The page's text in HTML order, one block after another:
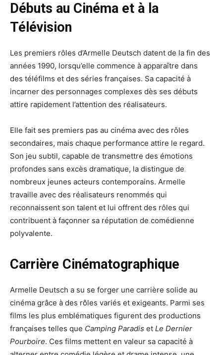
Débuts au Cinéma et à la
Télévision
Les premiers rôles d’Armelle Deutsch datent de la fin des
années 1990, lorsqu’elle commence à apparaître dans
des téléfilms et des séries françaises. Sa capacité à
incarner des personnages complexes dès ses débuts
attire rapidement l’attention des réalisateurs.
Elle fait ses premiers pas au cinéma avec des rôles
secondaires, mais chaque performance attire le regard.
Son jeu subtil, capable de transmettre des émotions
profondes sans excès dramatique, la distingue de
nombreux jeunes acteurs contemporains. Armelle
travaille avec des réalisateurs renommés qui
reconnaissent son talent et lui offrent des rôles qui
contribuent à façonner sa réputation de comédienne
polyvalente.
Carrière Cinématographique
Armelle Deutsch a su se forger une carrière solide au
cinéma grâce à des rôles variés et exigeants. Parmi ses
films les plus emblématiques figurent des productions
françaises telles que Camping Paradis et Le Dernier
Pourboire. Ces films mettent en valeur sa capacité à